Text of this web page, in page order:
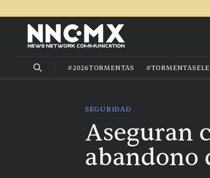
#2026TORMENTAS
SEGURIDAD
Aseguran
abandono